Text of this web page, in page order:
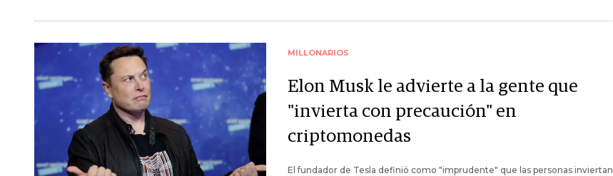
MILLONARIOS
Elon Musk le advierte a la gente que
"invierta con precaución" en
criptomonedas
El fundador de Tesla definió como "imprudente" que las personas inviertan